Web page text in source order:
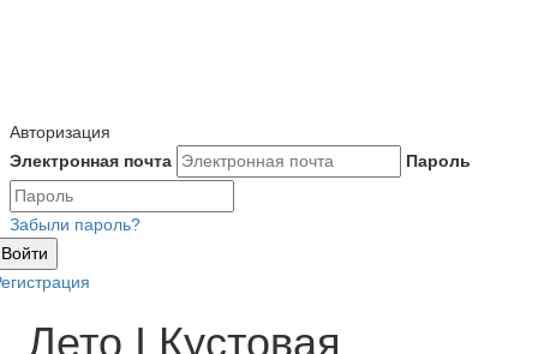
Авторизация
Электронная почта
Пароль
Забыли пароль?
Войти
Лето I Кустовая